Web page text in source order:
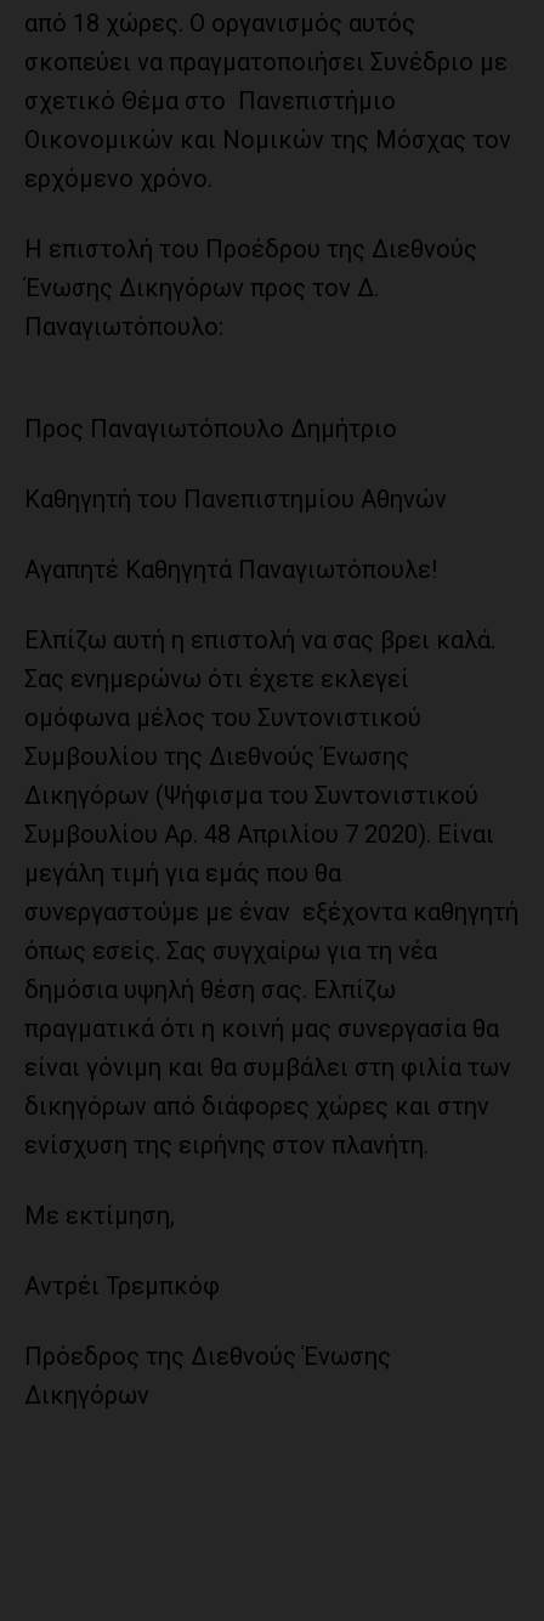
από 18 χώρες. Ο οργανισμός αυτός
σκοπεύει να πραγματοποιήσει Συνέδριο με
σχετικό Θέμα στο Πανεπιστήμιο
Οικονομικών και Νομικών της Μόσχας τον
ερχόμενο χρόνο.
Η επιστολή του Προέδρου της Διεθνούς
Ένωσης Δικηγόρων προς τον Δ.
Παναγιωτόπουλο:
Προς Παναγιωτόπουλο Δημήτριο
Καθηγητή του Πανεπιστημίου Αθηνών
Αγαπητέ Καθηγητά Παναγιωτόπουλε!
Ελπίζω αυτή η επιστολή να σας βρει καλά.
Σας ενημερώνω ότι έχετε εκλεγεί
ομόφωνα μέλος του Συντονιστικού
Συμβουλίου της Διεθνούς Ένωσης
Δικηγόρων (Ψήφισμα του Συντονιστικού
Συμβουλίου Αρ. 48 Απριλίου 7 2020). Είναι
μεγάλη τιμή για εμάς που θα
συνεργαστούμε με έναν εξέχοντα καθηγητή
όπως εσείς. Σας συγχαίρω για τη νέα
δημόσια υψηλή θέση σας. Ελπίζω
πραγματικά ότι η κοινή μας συνεργασία θα
είναι γόνιμη και θα συμβάλει στη φιλία των
δικηγόρων από διάφορες χώρες και στην
ενίσχυση της ειρήνης στον πλανήτη.
Με εκτίμηση,
Αντρέι Τρεμπκόφ
Πρόεδρος της Διεθνούς Ένωσης
Δικηγόρων